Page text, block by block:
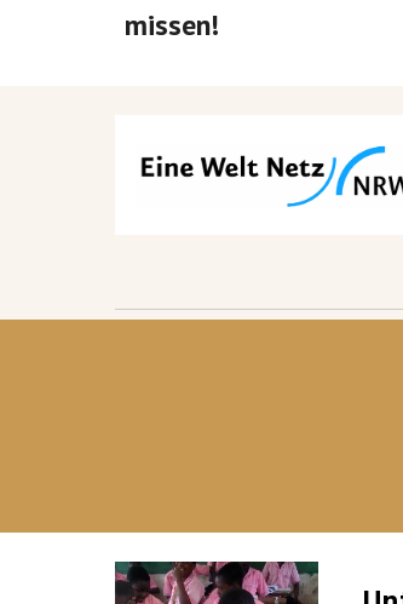
missen!